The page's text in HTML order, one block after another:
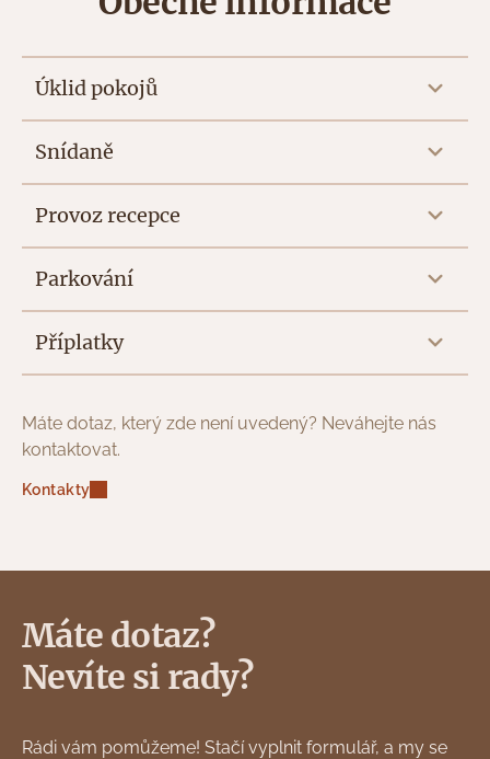
Úklid pokojů
Snídaně
Provoz recepce
Parkování
Příplatky
Máte dotaz, který zde není uvedený? Neváhejte nás
kontaktovat.
Kontakty
Máte dotaz?
Nevíte si rady?
Rádi vám pomůžeme! Stačí vyplnit formulář, a my se